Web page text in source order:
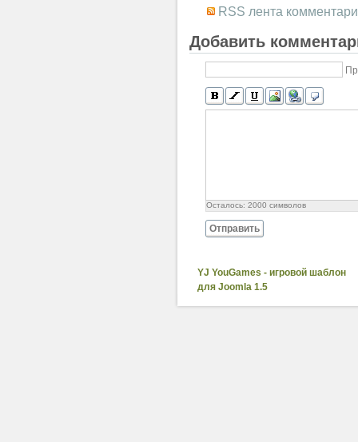
RSS лента
Добавить
Осталось: 2000 символов
Отправить
YJ YouGames - игровой шаблон
для Joomla 1.5